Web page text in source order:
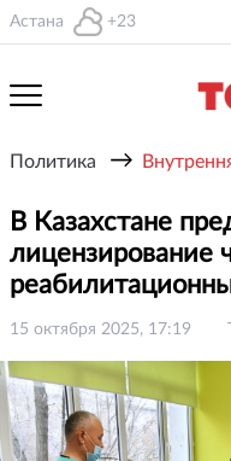
Астана +23
Политика →
В Казахстане
лицензирование
15 октября 2025, 17:19